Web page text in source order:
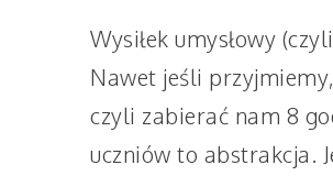
Wysiłek umysłowy
Nawet jeśli
czyli zabierać nam 8
uczniów to abstrakcja.